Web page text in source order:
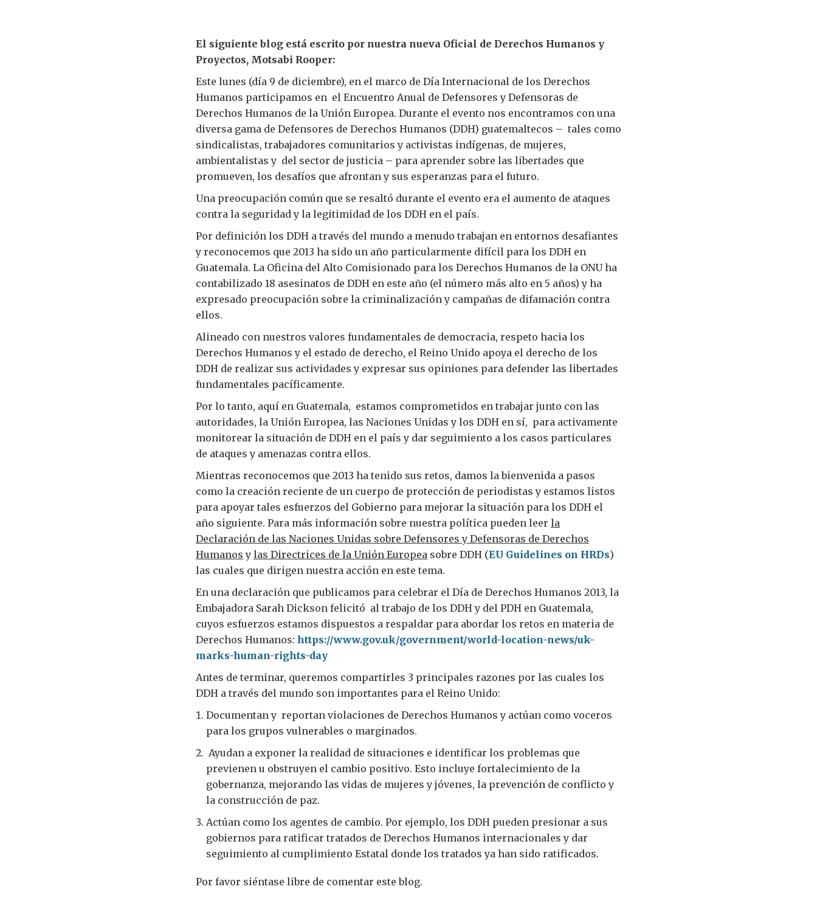
El siguiente blog está escrito por nuestra nueva Oficial de Derechos Humanos y
Proyectos, Motsabi Rooper:
Este lunes (día 9 de diciembre), en el marco de Día Internacional de los Derechos
Humanos participamos en el Encuentro Anual de Defensores y Defensoras de
Derechos Humanos de la Unión Europea. Durante el evento nos encontramos con una
diversa gama de Defensores de Derechos Humanos (DDH) guatemaltecos – tales como
sindicalistas, trabajadores comunitarios y activistas indígenas, de mujeres,
ambientalistas y del sector de justicia – para aprender sobre las libertades que
promueven, los desafíos que afrontan y sus esperanzas para el futuro.
Una preocupación común que se resaltó durante el evento era el aumento de ataques
contra la seguridad y la legitimidad de los DDH en el país.
Por definición los DDH a través del mundo a menudo trabajan en entornos desafiantes
y reconocemos que 2013 ha sido un año particularmente difícil para los DDH en
Guatemala. La Oficina del Alto Comisionado para los Derechos Humanos de la ONU ha
contabilizado 18 asesinatos de DDH en este año (el número más alto en 5 años) y ha
expresado preocupación sobre la criminalización y campañas de difamación contra
ellos.
Alineado con nuestros valores fundamentales de democracia, respeto hacia los
Derechos Humanos y el estado de derecho, el Reino Unido apoya el derecho de los
DDH de realizar sus actividades y expresar sus opiniones para defender las libertades
fundamentales pacíficamente.
Por lo tanto, aquí en Guatemala, estamos comprometidos en trabajar junto con las
autoridades, la Unión Europea, las Naciones Unidas y los DDH en sí, para activamente
monitorear la situación de DDH en el país y dar seguimiento a los casos particulares
de ataques y amenazas contra ellos.
Mientras reconocemos que 2013 ha tenido sus retos, damos la bienvenida a pasos
como la creación reciente de un cuerpo de protección de periodistas y estamos listos
para apoyar tales esfuerzos del Gobierno para mejorar la situación para los DDH el
año siguiente. Para más información sobre nuestra política pueden leer la
Declaración de las Naciones Unidas sobre Defensores y Defensoras de Derechos
Humanos y las Directrices de la Unión Europea sobre DDH (EU Guidelines on HRDs)
las cuales que dirigen nuestra acción en este tema.
En una declaración que publicamos para celebrar el Día de Derechos Humanos 2013, la
Embajadora Sarah Dickson felicitó al trabajo de los DDH y del PDH en Guatemala,
cuyos esfuerzos estamos dispuestos a respaldar para abordar los retos en materia de
Derechos Humanos: https://www.gov.uk/government/world-location-news/uk-
marks-human-rights-day
Antes de terminar, queremos compartirles 3 principales razones por las cuales los
DDH a través del mundo son importantes para el Reino Unido:
Documentan y reportan violaciones de Derechos Humanos y actúan como voceros
para los grupos vulnerables o marginados.
Ayudan a exponer la realidad de situaciones e identificar los problemas que
previenen u obstruyen el cambio positivo. Esto incluye fortalecimiento de la
gobernanza, mejorando las vidas de mujeres y jóvenes, la prevención de conflicto y
la construcción de paz.
Actúan como los agentes de cambio. Por ejemplo, los DDH pueden presionar a sus
gobiernos para ratificar tratados de Derechos Humanos internacionales y dar
seguimiento al cumplimiento Estatal donde los tratados ya han sido ratificados.
Por favor siéntase libre de comentar este blog.